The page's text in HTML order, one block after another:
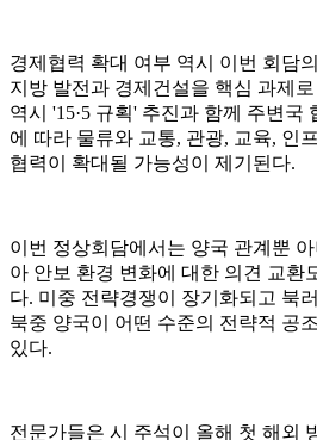
경제협력 확대 여부 역시 이번 회담
지방 발전과 경제건설을 핵심 과제
역시 '15·5 규획' 추진과 함께 주변국
에 따라 물류와 교통, 관광, 교육, 인
협력이 확대될 가능성이 제기된다.
이번 정상회담에서는 양국 관계뿐
아 안보 환경 변화에 대한 의견 교환
다. 미중 전략경쟁이 장기화되고 북
북중 양국이 어떤 수준의 전략적 공
있다.
전문가들은 시 주석이 올해 첫 해외